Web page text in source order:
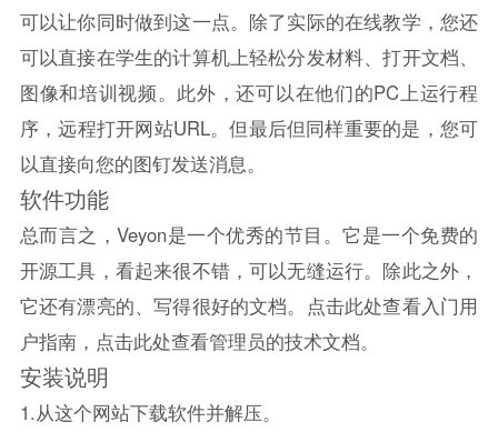
可以让你同时做到这一点。除了实际的在线教学，您还
可以直接在学生的计算机上轻松分发材料、打开文档、
图像和培训视频。此外，还可以在他们的PC上运行程
序，远程打开网站URL。但最后但同样重要的是，您可
以直接向您的图钉发送消息。
软件功能
总而言之，Veyon是一个优秀的节目。它是一个免费的
开源工具，看起来很不错，可以无缝运行。除此之外，
它还有漂亮的、写得很好的文档。点击此处查看入门用
户指南，点击此处查看管理员的技术文档。
安装说明
1.从这个网站下载软件并解压。